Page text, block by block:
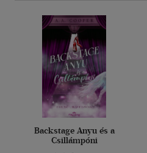
Backstage Anyu és a
Csillámpóni